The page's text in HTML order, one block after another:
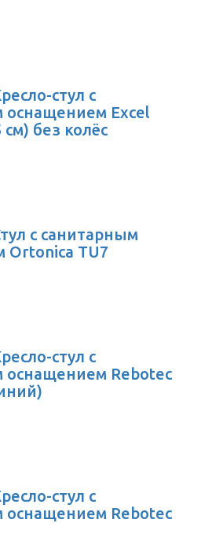
стул с
оснащением Excel
см) без колёс
с санитарным
Ortonica TU7
стул с
оснащением Rebotec
стул с
оснащением Rebotec